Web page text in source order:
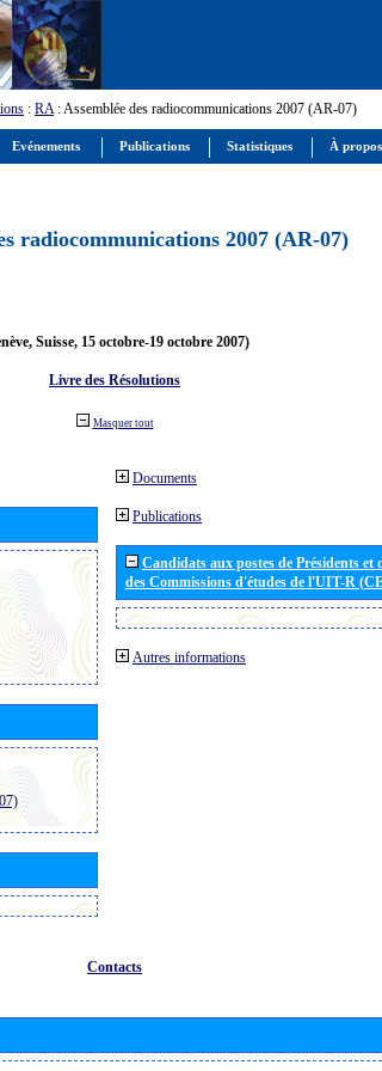
: RA: Assemblée des radiocommunications 2007 (AR-07)
radiocommunications 2007 (AR-07)
Suisse, 15 octobre-19 octobre 2007)
Livre des Résolutions
Masquer tout
Documents
Publications
Candidats aux postes de Présidents et
des Commissions d'études de l'UIT-R
Autres informations
Contacts
Evénements Publications Statistiques À